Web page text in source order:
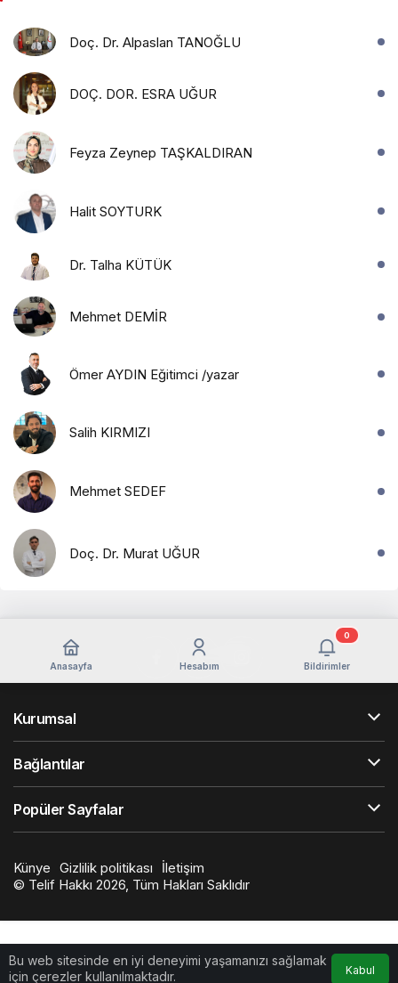
Doç. Dr. Alpaslan TANOĞLU
DOÇ. DOR. ESRA UĞUR
Feyza Zeynep TAŞKALDIRAN
Halit SOYTURK
Dr. Talha KÜTÜK
Mehmet DEMİR
Ömer AYDIN Eğitimci /yazar
Salih KIRMIZI
Mehmet SEDEF
Doç. Dr. Murat UĞUR
Bu web sitesinde en iyi deneyimi yaşamanızı sağlamak
için çerezler kullanılmaktadır.
Kabul
Anasayfa Hesabım Bildirimler
0
Kurumsal
Bağlantılar
Popüler Sayfalar
Künye Gizlilik politikası
İletişim
© Telif Hakkı 2026, Tüm Hakları Saklıdır